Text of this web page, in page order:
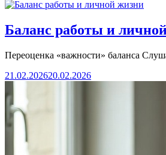
Баланс работы и
Переоценка «важности» баланса
21.02.202620.02.2026